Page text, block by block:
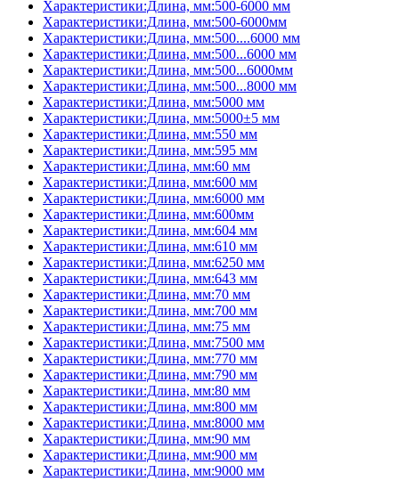
Характеристики:Длина, мм:500-6000 мм
Характеристики:Длина, мм:500-6000мм
Характеристики:Длина, мм:500....6000 мм
Характеристики:Длина, мм:500...6000 мм
Характеристики:Длина, мм:500...6000мм
Характеристики:Длина, мм:500...8000 мм
Характеристики:Длина, мм:5000 мм
Характеристики:Длина, мм:5000±5 мм
Характеристики:Длина, мм:550 мм
Характеристики:Длина, мм:595 мм
Характеристики:Длина, мм:60 мм
Характеристики:Длина, мм:600 мм
Характеристики:Длина, мм:6000 мм
Характеристики:Длина, мм:600мм
Характеристики:Длина, мм:604 мм
Характеристики:Длина, мм:610 мм
Характеристики:Длина, мм:6250 мм
Характеристики:Длина, мм:643 мм
Характеристики:Длина, мм:70 мм
Характеристики:Длина, мм:700 мм
Характеристики:Длина, мм:75 мм
Характеристики:Длина, мм:7500 мм
Характеристики:Длина, мм:770 мм
Характеристики:Длина, мм:790 мм
Характеристики:Длина, мм:80 мм
Характеристики:Длина, мм:800 мм
Характеристики:Длина, мм:8000 мм
Характеристики:Длина, мм:90 мм
Характеристики:Длина, мм:900 мм
Характеристики:Длина, мм:9000 мм